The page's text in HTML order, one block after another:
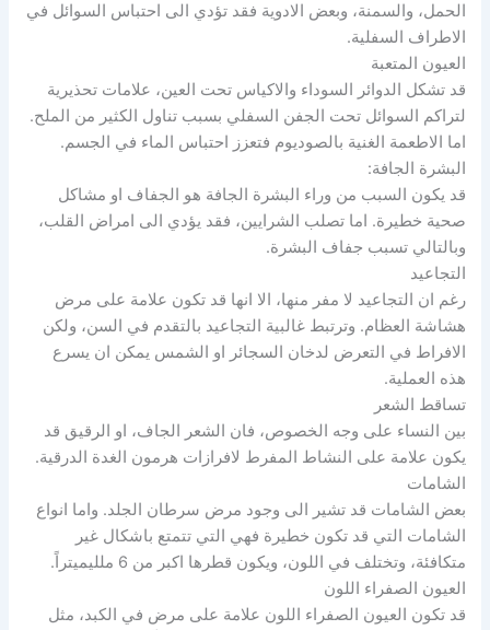
الحمل، والسمنة، وبعض الادوية فقد تؤدي الى احتباس السوائل في
الاطراف السفلية.
العيون المتعبة
قد تشكل الدوائر السوداء والاكياس تحت العين، علامات تحذيرية
لتراكم السوائل تحت الجفن السفلي بسبب تناول الكثير من الملح.
اما الاطعمة الغنية بالصوديوم فتعزز احتباس الماء في الجسم.
البشرة الجافة:
قد يكون السبب من وراء البشرة الجافة هو الجفاف او مشاكل
صحية خطيرة. اما تصلب الشرايين، فقد يؤدي الى امراض القلب،
وبالتالي تسبب جفاف البشرة.
التجاعيد
رغم ان التجاعيد لا مفر منها، الا انها قد تكون علامة على مرض
هشاشة العظام. وترتبط غالبية التجاعيد بالتقدم في السن، ولكن
الافراط في التعرض لدخان السجائر او الشمس يمكن ان يسرع
هذه العملية.
تساقط الشعر
بين النساء على وجه الخصوص، فان الشعر الجاف، او الرقيق قد
يكون علامة على النشاط المفرط لافرازات هرمون الغدة الدرقية.
الشامات
بعض الشامات قد تشير الى وجود مرض سرطان الجلد. واما انواع
الشامات التي قد تكون خطيرة فهي التي تتمتع باشكال غير
متكافئة، وتختلف في اللون، ويكون قطرها اكبر من 6 ملليميتراً.
العيون الصفراء اللون
قد تكون العيون الصفراء اللون علامة على مرض في الكبد، مثل